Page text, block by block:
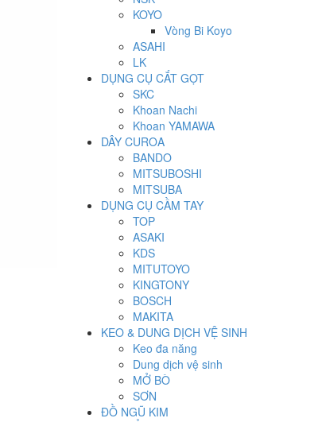
KOYO
Vòng Bi Koyo
ASAHI
LK
DỤNG CỤ CẮT GỌT
SKC
Khoan Nachi
Khoan YAMAWA
DÂY CUROA
BANDO
MITSUBOSHI
MITSUBA
DỤNG CỤ CẦM TAY
TOP
ASAKI
KDS
MITUTOYO
KINGTONY
BOSCH
MAKITA
KEO & DUNG DỊCH VỆ SINH
Keo đa năng
Dung dịch vệ sinh
MỞ BÒ
SƠN
ĐỒ NGŨ KIM